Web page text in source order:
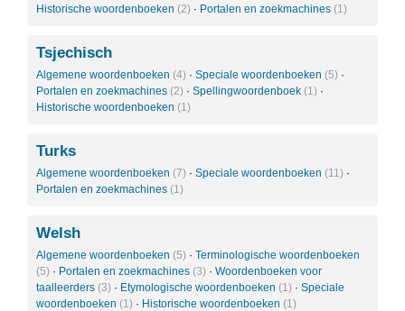
Historische woordenboeken (2) · Portalen en zoekmachines (1)
Tsjechisch
Algemene woordenboeken (4) · Speciale woordenboeken (5) ·
Portalen en zoekmachines (2) · Spellingwoordenboek (1) ·
Historische woordenboeken (1)
Turks
Algemene woordenboeken (7) · Speciale woordenboeken (11) ·
Portalen en zoekmachines (1)
Welsh
Algemene woordenboeken (5) · Terminologische woordenboeken
(5) · Portalen en zoekmachines (3) · Woordenboeken voor
taalleerders (3) · Etymologische woordenboeken (1) · Speciale
woordenboeken (1) · Historische woordenboeken (1)